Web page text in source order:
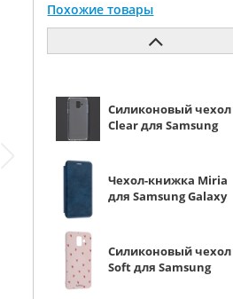
Похожие товары
Силиконовый чехол
Clear для Samsung
Чехол-книжка Miria
для Samsung Galaxy
Силиконовый чехол
Soft для Samsung